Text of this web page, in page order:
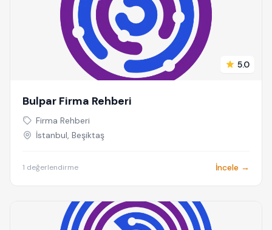
5.0
Bulpar Firma Rehberi
Firma Rehberi
İstanbul, Beşiktaş
1 değerlendirme İncele →